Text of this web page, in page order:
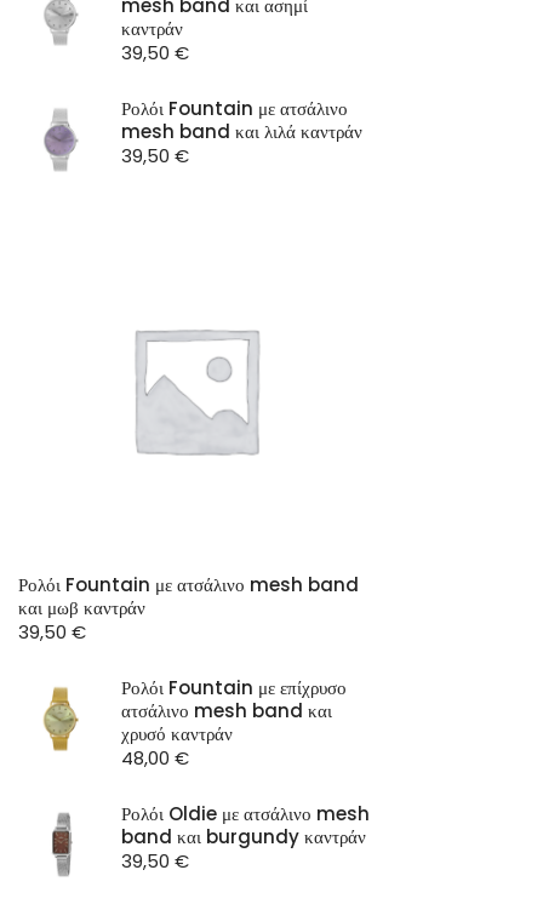
ST Watchmesh band και ασημί
καντράν
39,50 €
Ρολόι Fountain με ατσάλινο
mesh band και λιλά καντράν
39,50 €
Ρολόι Fountain με ατσάλινο mesh band
και μωβ καντράν
39,50 €
Ρολόι Fountain με επίχρυσο
ατσάλινο mesh band και
χρυσό καντράν
48,00 €
Ρολόι Oldie με ατσάλινο mesh
band και burgundy καντράν
39,50 €